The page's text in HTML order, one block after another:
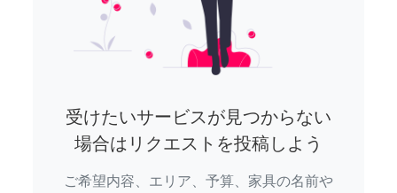
受けたいサービスが見つからない
場合はリクエストを投稿しよう
ご希望内容、エリア、予算、家具の名前や